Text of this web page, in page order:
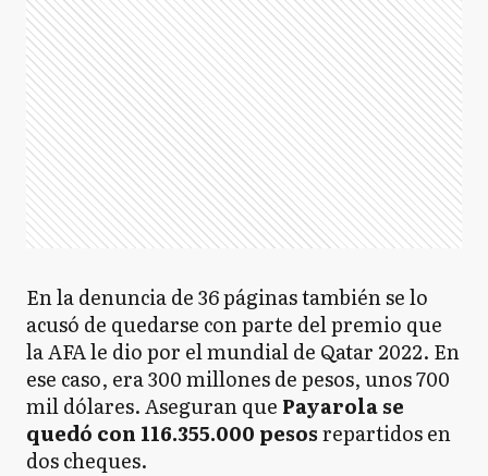
En la denuncia de 36 páginas también se lo
acusó de quedarse con parte del premio que
la AFA le dio por el mundial de Qatar 2022. En
ese caso, era 300 millones de pesos, unos 700
mil dólares. Aseguran que Payarola se
quedó con 116.355.000 pesosrepartidos en
dos cheques.